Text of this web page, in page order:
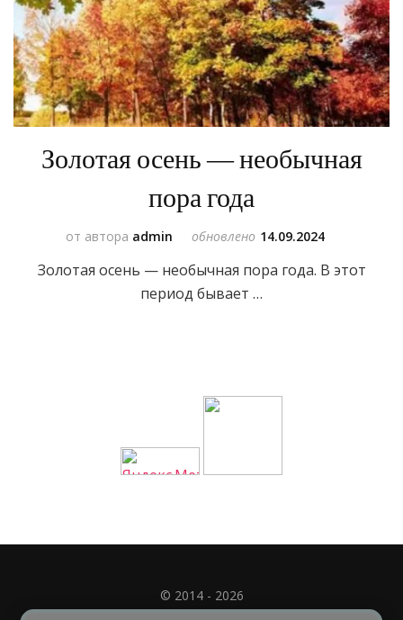
Золотая осень — необычная
пора года
от автора admin обновлено 14.09.2024
Золотая осень — необычная пора года. В этот
период бывает …
© 2014 - 2026
Полное или частичное использование материала